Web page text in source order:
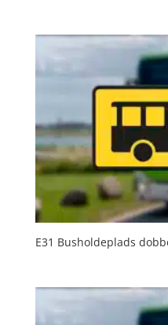
E31 Busholdeplads